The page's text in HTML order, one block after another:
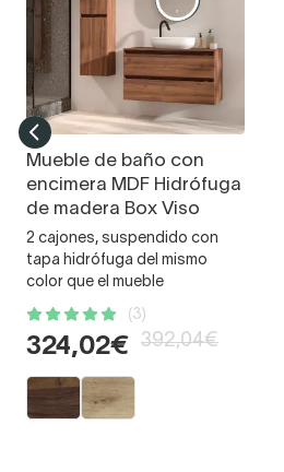
Mueble de baño con
encimera MDF Hidrófuga
de madera Box Viso
2 cajones, suspendido con
tapa hidrófuga del mismo
color que el mueble
(3)
324,02€ 392,04€